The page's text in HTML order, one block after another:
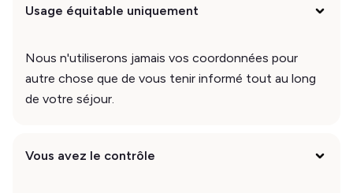
Usage équitable uniquement
Nous n'utiliserons jamais vos coordonnées pour
autre chose que de vous tenir informé tout au long
de votre séjour.
Vous avez le contrôle